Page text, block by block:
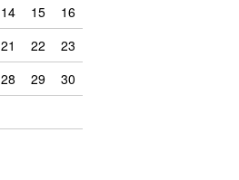
14 15
16
21 22
23
28 29
30